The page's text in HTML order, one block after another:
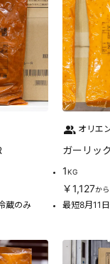
蔵のみ
オリエ
ガーリッ
1KG
￥1,127から
最短8月11